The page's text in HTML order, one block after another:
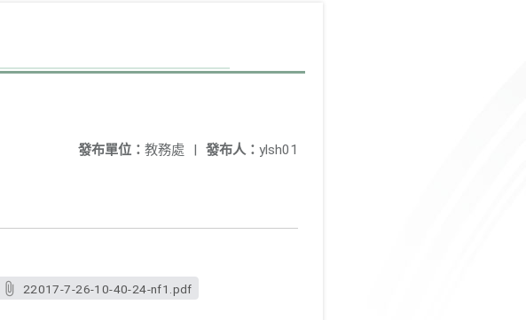
發布人： ylsh01
發布單位： 教務處 |
22017-7-26-10-40-24-nf1.pdf